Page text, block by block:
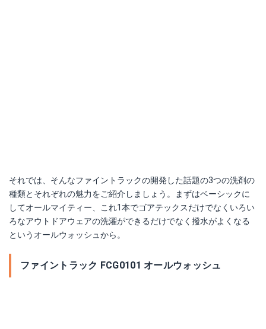
それでは、そんなファイントラックの開発した話題の3つの洗剤の
種類とそれぞれの魅力をご紹介しましょう。まずはベーシックに
してオールマイティー、これ1本でゴアテックスだけでなくいろい
ろなアウトドアウェアの洗濯ができるだけでなく撥水がよくなる
というオールウォッシュから。
ファイントラック FCG0101 オールウォッシュ